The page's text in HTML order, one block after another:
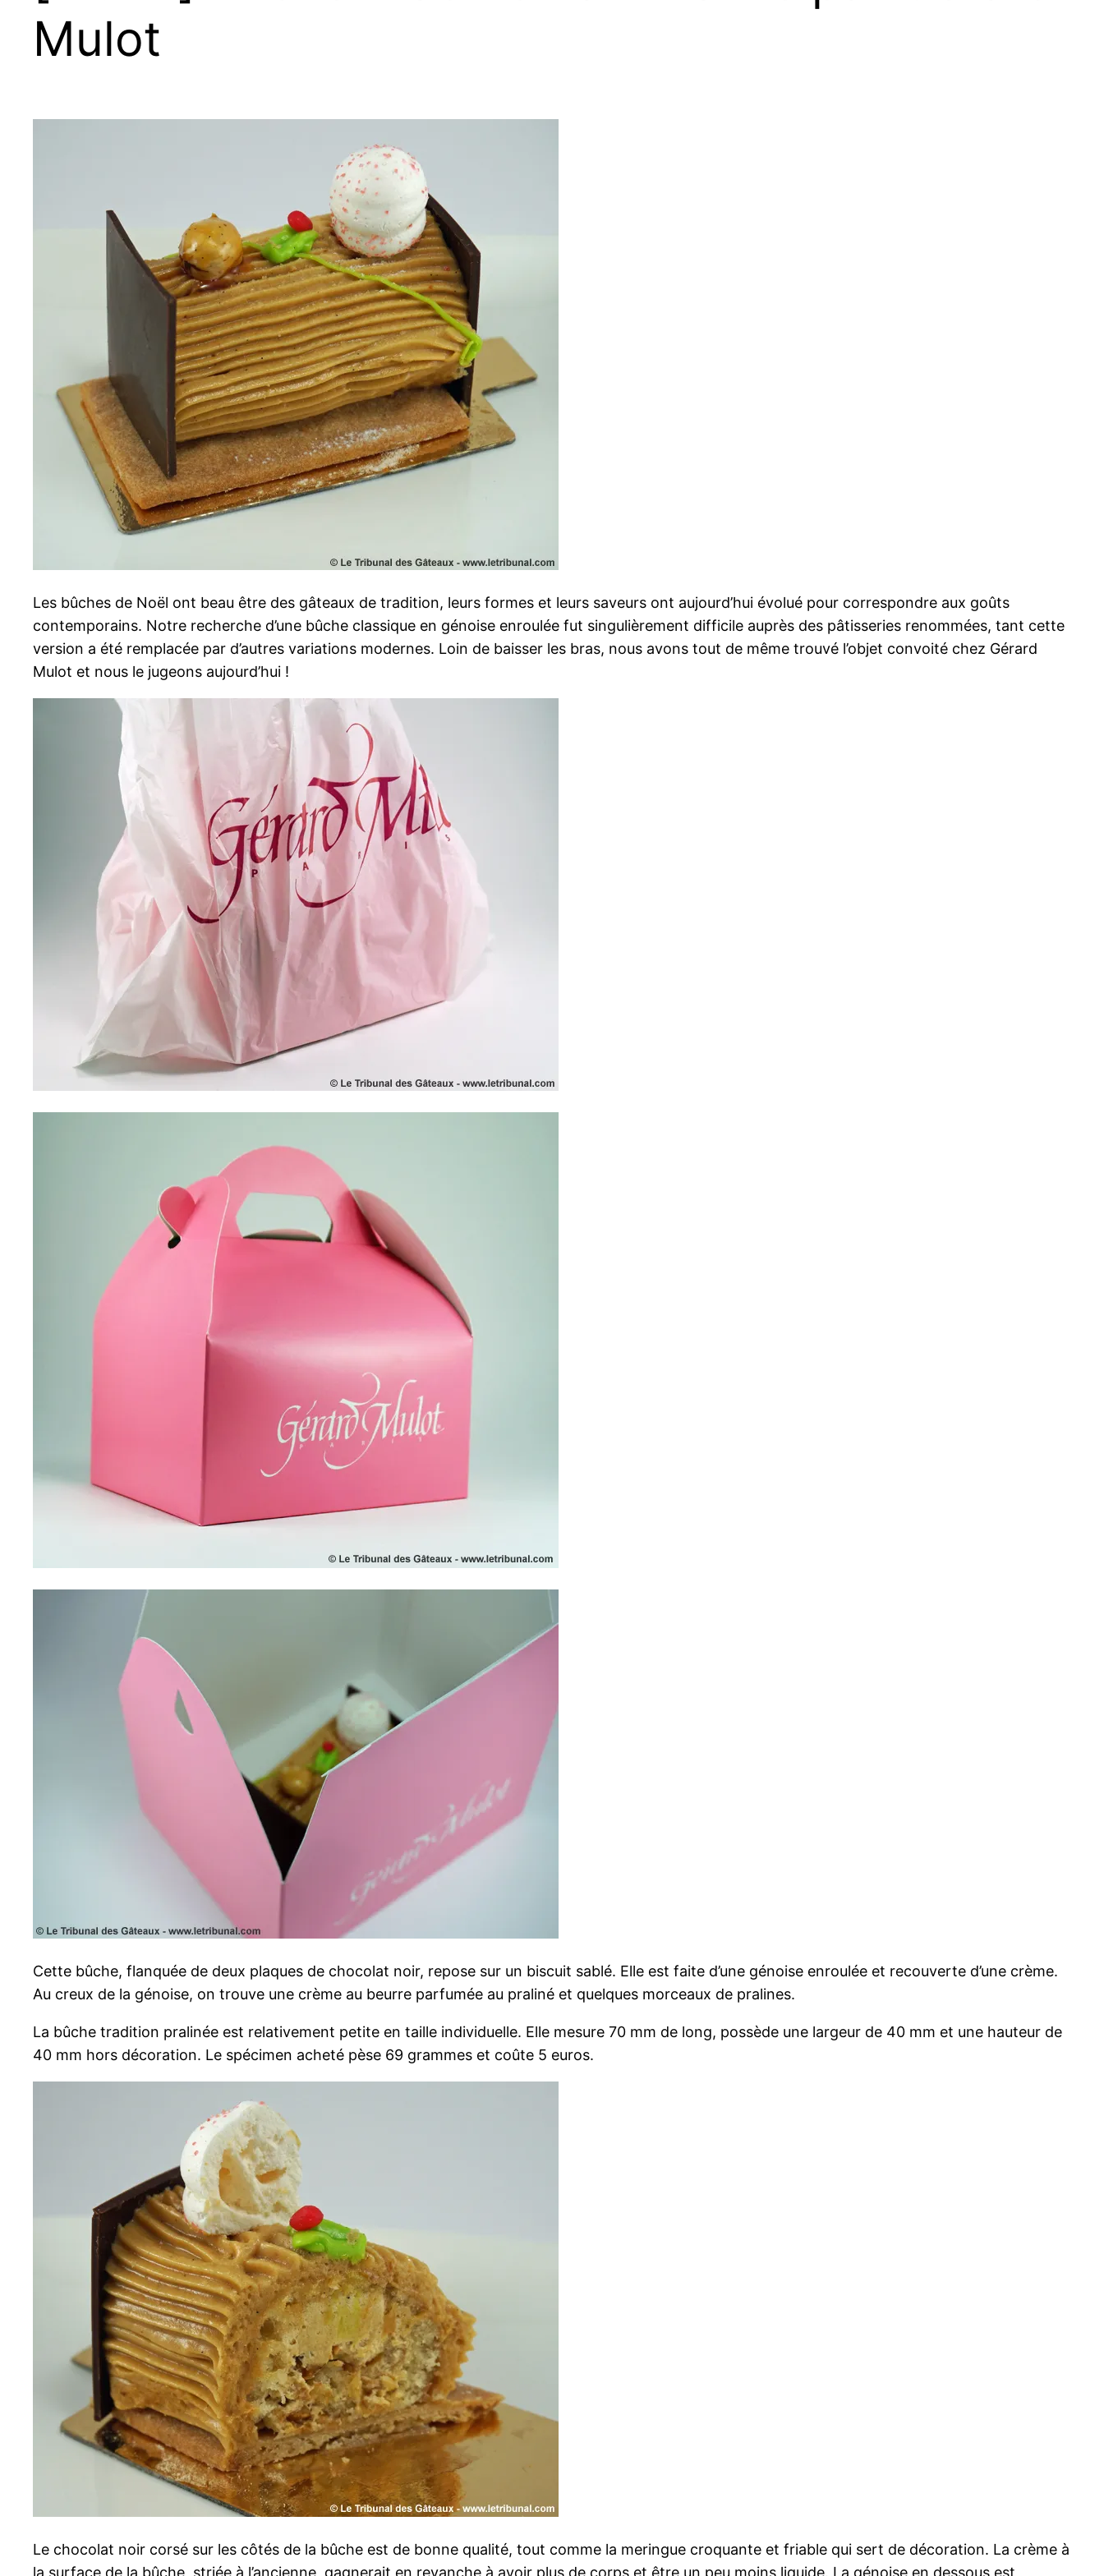
Mulot
Les bûches de Noël ont beau être des gâteaux de tradition, leurs formes et leurs saveurs ont aujourd’hui évolué pour correspondre aux goûts
contemporains. Notre recherche d’une bûche classique en génoise enroulée fut singulièrement difficile auprès des pâtisseries renommées, tant cette
version a été remplacée par d’autres variations modernes. Loin de baisser les bras, nous avons tout de même trouvé l’objet convoité chez Gérard
Mulot et nous le jugeons aujourd’hui !
Cette bûche, flanquée de deux plaques de chocolat noir, repose sur un biscuit sablé. Elle est faite d’une génoise enroulée et recouverte d’une crème.
Au creux de la génoise, on trouve une crème au beurre parfumée au praliné et quelques morceaux de pralines.
La bûche tradition pralinée est relativement petite en taille individuelle. Elle mesure 70 mm de long, possède une largeur de 40 mm et une hauteur de
40 mm hors décoration. Le spécimen acheté pèse 69 grammes et coûte 5 euros.
Le chocolat noir corsé sur les côtés de la bûche est de bonne qualité, tout comme la meringue croquante et friable qui sert de décoration. La crème à
la surface de la bûche, striée à l’ancienne, gagnerait en revanche à avoir plus de corps et être un peu moins liquide. La génoise en dessous est